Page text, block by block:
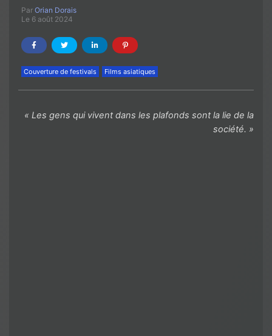
Par Orian Dorais
Le 6 août 2024
Couverture de festivals Films asiatiques
« Les gens qui vivent dans les plafonds sont la lie de la
société. »